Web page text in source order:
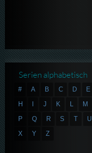
Serien alphabetisch
# A B C D E
H
I J K L M
P
Q R S T U
X
Y Z